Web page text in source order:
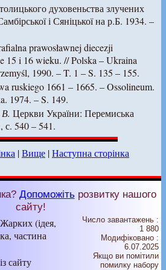
духовеньства злучених
і Сяніцької на р.Б. 1934. –
prawosławnej diecezji
15 i 16 wieku. // Polska – Ukraina
1990. – T. 1 – S. 135 – 155.
ruskiego 1661 – 1665. – Ossolineum.
1974. – S. 149.
Церкви України: Перемиська
с. 540 – 541.
|Вище |Наступна сторінка
Допоможіть розвитку нашого
сайту!
(ідея,
частина
сайту
Число завантажень :
1 880
Модифіковано :
6.07.2025
Якщо ви помітили
помилку набору